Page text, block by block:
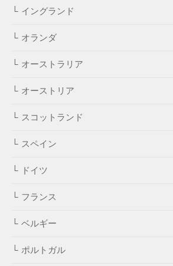
イングランド
オランダ
オーストラリア
オーストリア
スコットランド
スペイン
ドイツ
フランス
ベルギー
ポルトガル